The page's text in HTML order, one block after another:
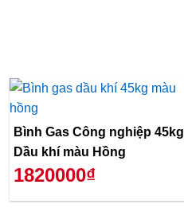
Bình Gas Công nghiệp 45kg
Dầu khí màu Hồng
1820000₫